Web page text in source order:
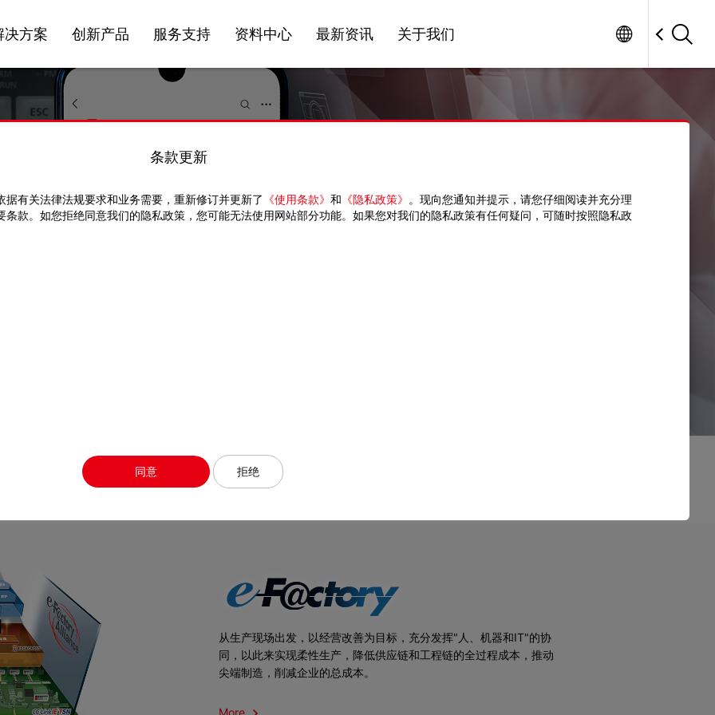
决方案 创新产品 服务支持 资料中心 最新资讯 关于我们
Factory Automation
从生产现场出发，以经营改善为目标，充分发挥"人、机器和IT"的协
同，以此来实现柔性生产，降低供应链和工程链的全过程成本，推动
尖端制造，削减企业的总成本。
More
条款更新
有关法律法规要求和业务需要，重新修订并更新了 《使用条款》 和 《隐私政策》 。现向您通知并提示，请您仔细阅读并充分理
款。如您拒绝同意我们的隐私政策，您可能无法使用网站部分功能。如果您对我们的隐私政策有任何疑问，可随时按照隐私政
同意 拒绝